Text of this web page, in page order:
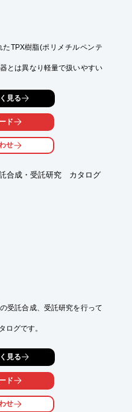
TPX樹脂(ポリメチルペンテ
とは異なり軽量で扱いやすい
ているので
るまでおススメなアイテムで
、2000mLの4種類！
見る
ド
せ
合成・受託研究 カタログ
受託合成、受託研究を行って
ログです。
どの受託合成サービス、FTE
技術など、当社で提供するサ
見る
ド
せ